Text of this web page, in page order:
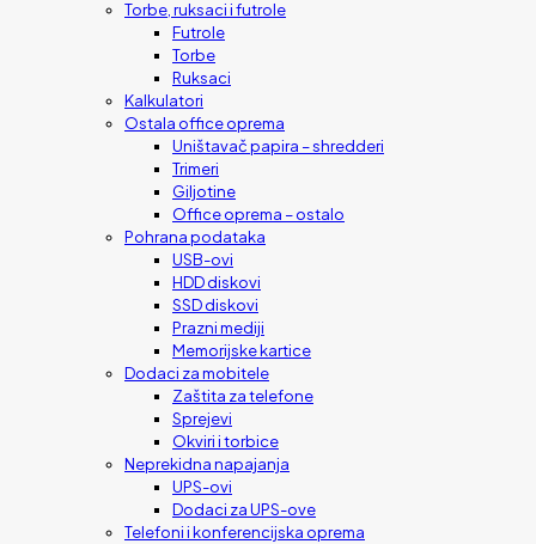
Torbe, ruksaci i futrole
Futrole
Torbe
Ruksaci
Kalkulatori
Ostala office oprema
Uništavač papira – shredderi
Trimeri
Giljotine
Office oprema – ostalo
Pohrana podataka
USB-ovi
HDD diskovi
SSD diskovi
Prazni mediji
Memorijske kartice
Dodaci za mobitele
Zaštita za telefone
Sprejevi
Okviri i torbice
Neprekidna napajanja
UPS-ovi
Dodaci za UPS-ove
Telefoni i konferencijska oprema